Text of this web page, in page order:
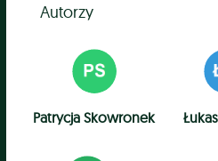
Autorzy
Patrycja Skowronek